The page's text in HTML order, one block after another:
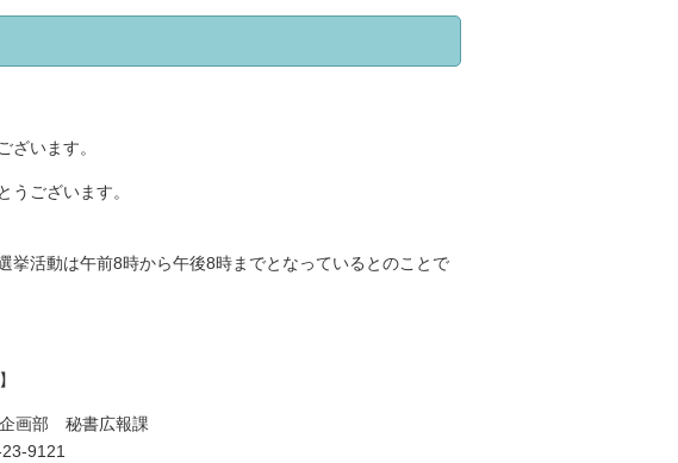
ざいます。
うございます。
活動は午前8時から午後8時までとなっているとのことで
画部 秘書広報課
9121